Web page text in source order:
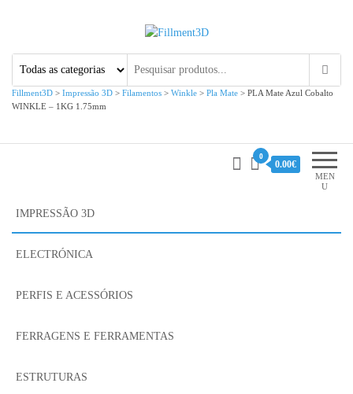
Fillment3D
Fillment3D > Impressão 3D > Filamentos > Winkle > Pla Mate > PLA Mate Azul Cobalto
WINKLE – 1KG 1.75mm
MEN
U
0
0.00€
IMPRESSÃO 3D
ELECTRÓNICA
PERFIS E ACESSÓRIOS
FERRAGENS E FERRAMENTAS
ESTRUTURAS